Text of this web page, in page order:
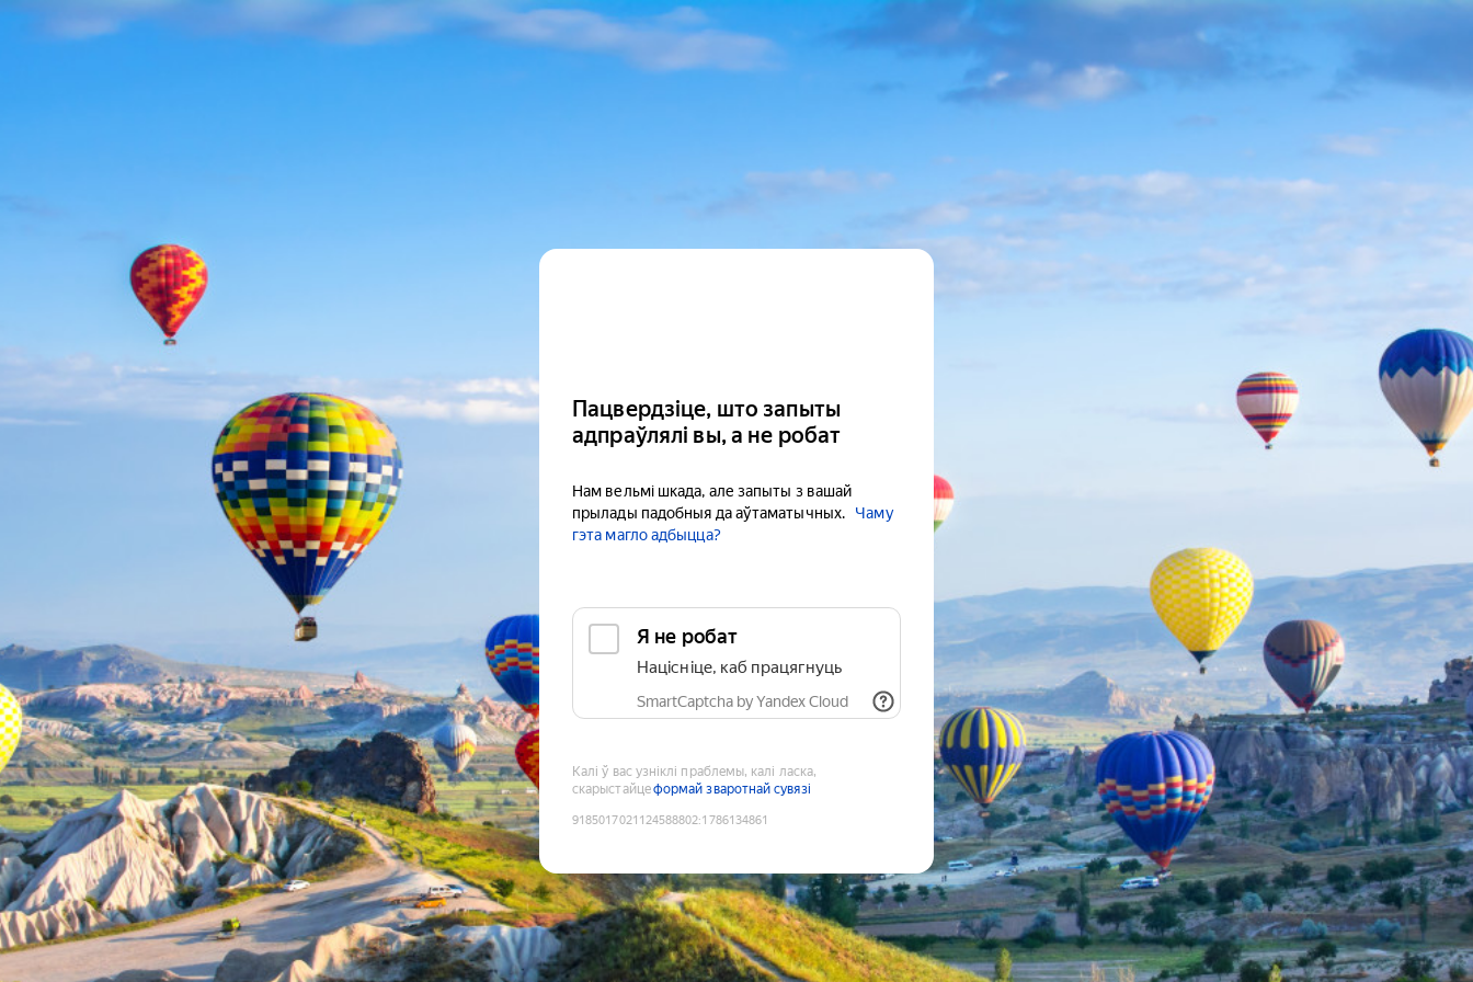
Пацвердзіце, што запыты
адпраўлялі вы, а не робат
Нам вельмі шкада, але запыты з вашай
прылады падобныя да аўтаматычных.
Чаму
гэта магло адбыцца?
Я не робат
Націсніце, каб працягнуць
SmartCaptcha by Yandex Cloud
Калі ў вас узніклі праблемы, калі ласка,
скарыстайцеформай зваротнай сувязі
9185017021124588802:1786134861